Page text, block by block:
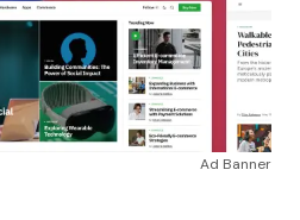
Ad Banner